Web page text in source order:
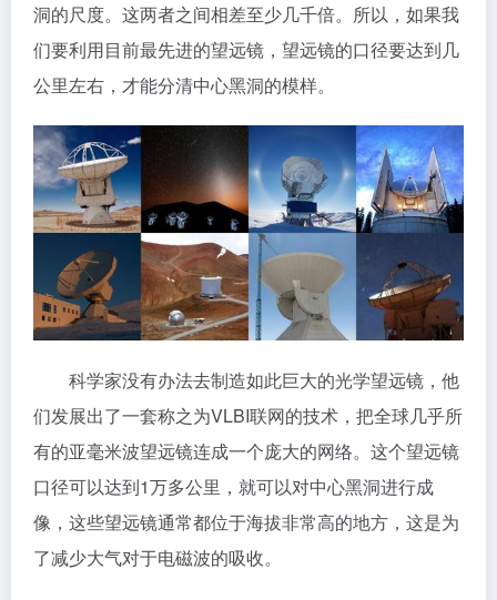
洞的尺度。这两者之间相差至少几千倍。所以，如果我
们要利用目前最先进的望远镜，望远镜的口径要达到几
公里左右，才能分清中心黑洞的模样。
科学家没有办法去制造如此巨大的光学望远镜，他
们发展出了一套称之为VLBI联网的技术，把全球几乎所
有的亚毫米波望远镜连成一个庞大的网络。这个望远镜
口径可以达到1万多公里，就可以对中心黑洞进行成
像，这些望远镜通常都位于海拔非常高的地方，这是为
了减少大气对于电磁波的吸收。